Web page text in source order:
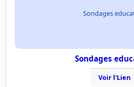
Sondages
Sondages
Voir l'Lien